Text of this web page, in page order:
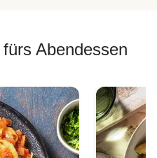
Abendessen